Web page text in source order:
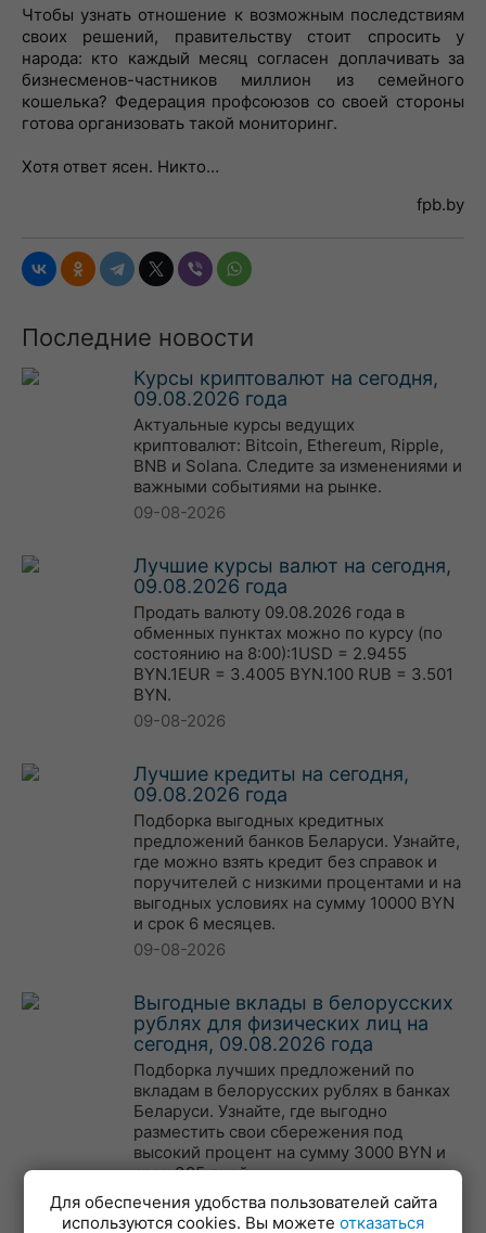
Чтобы узнать отношение к возможным последствиям
своих решений, правительству стоит спросить у
народа: кто каждый месяц согласен доплачивать за
бизнесменов-частников миллион из семейного
кошелька? Федерация профсоюзов со своей стороны
готова организовать такой мониторинг.
Хотя ответ ясен. Никто…
fpb.by
Последние новости
Курсы криптовалют на сегодня,
09.08.2026 года
Актуальные курсы ведущих
криптовалют: Bitcoin, Ethereum, Ripple,
BNB и Solana. Следите за изменениями и
важными событиями на рынке.
09-08-2026
Лучшие курсы валют на сегодня,
09.08.2026 года
Продать валюту 09.08.2026 года в
обменных пунктах можно по курсу (по
состоянию на 8:00):1USD = 2.9455
BYN.1EUR = 3.4005 BYN.100 RUB = 3.501
BYN.
09-08-2026
Лучшие кредиты на сегодня,
09.08.2026 года
Подборка выгодных кредитных
предложений банков Беларуси. Узнайте,
где можно взять кредит без справок и
поручителей с низкими процентами и на
выгодных условиях на сумму 10000 BYN
и срок 6 месяцев.
09-08-2026
Выгодные вклады в белорусских
рублях для физических лиц на
сегодня, 09.08.2026 года
Подборка лучших предложений по
вкладам в белорусских рублях в банках
Беларуси. Узнайте, где выгодно
разместить свои сбережения под
высокий процент на сумму 3000 BYN и
срок 395 дней.
09-08-2026
Для обеспечения удобства пользователей сайта
используются cookies. Вы можете отказаться